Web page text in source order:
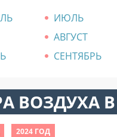
ИЮЛЬ
АВГУСТ
СЕНТЯБРЬ
ВОЗДУХА
2024 ГОД